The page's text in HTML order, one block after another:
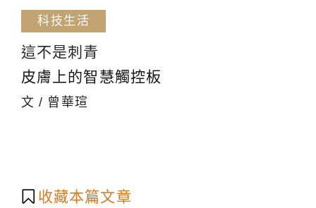
科技生活
這不是刺青
皮膚上的智慧觸控板
文 / 曾華瑄
收藏本篇文章